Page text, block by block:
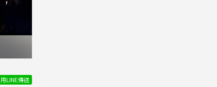
用LINE傳送